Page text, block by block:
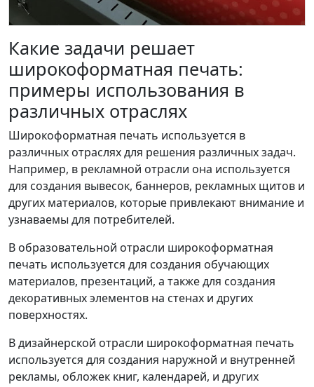
Какие задачи решает
широкоформатная печать:
примеры использования в
различных отраслях
Широкоформатная печать используется в
различных отраслях для решения различных задач.
Например, в рекламной отрасли она используется
для создания вывесок, баннеров, рекламных щитов и
других материалов, которые привлекают внимание и
узнаваемы для потребителей.
В образовательной отрасли широкоформатная
печать используется для создания обучающих
материалов, презентаций, а также для создания
декоративных элементов на стенах и других
поверхностях.
В дизайнерской отрасли широкоформатная печать
используется для создания наружной и внутренней
рекламы, обложек книг, календарей, и других